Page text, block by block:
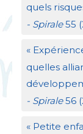
quels
- Spirale55
«
quelles
- Spirale56
« Petite